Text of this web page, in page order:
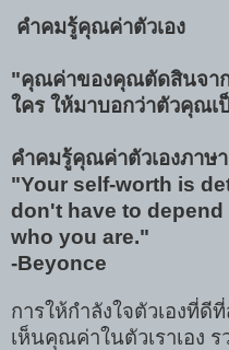
คำคมรู้คุณค่าตัวเอง
"คุณค่าของคุณตัดสินจา
ใคร ให้มาบอกว่าตัวคุณเ
คำคมรู้คุณค่าตัวเองภาษ
"Your self-worth is
don't have to
who you are."
-Beyonce
การให้กำลังใจตัวเองที่ดี
เห็นคุณค่าในตัวเราเอง